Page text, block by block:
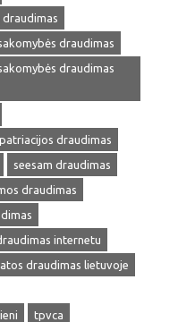
draudimas
draudimas
draudimas
seesam draudimas
draudimas
internetu
draudimas lietuvoje
tpvca